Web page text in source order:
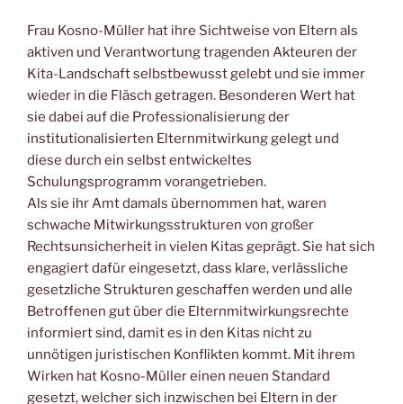
Frau Kosno-Müller hat ihre Sichtweise von Eltern als
aktiven und Verantwortung tragenden Akteuren der
Kita-Landschaft selbstbewusst gelebt und sie immer
wieder in die Fläsch getragen. Besonderen Wert hat
sie dabei auf die Professionalisierung der
institutionalisierten Elternmitwirkung gelegt und
diese durch ein selbst entwickeltes
Schulungsprogramm vorangetrieben.
Als sie ihr Amt damals übernommen hat, waren
schwache Mitwirkungsstrukturen von großer
Rechtsunsicherheit in vielen Kitas geprägt. Sie hat sich
engagiert dafür eingesetzt, dass klare, verlässliche
gesetzliche Strukturen geschaffen werden und alle
Betroffenen gut über die Elternmitwirkungsrechte
informiert sind, damit es in den Kitas nicht zu
unnötigen juristischen Konflikten kommt. Mit ihrem
Wirken hat Kosno-Müller einen neuen Standard
gesetzt, welcher sich inzwischen bei Eltern in der